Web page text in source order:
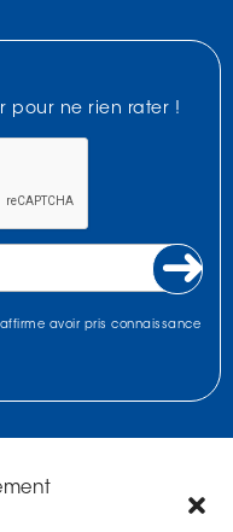
pour ne rien rater !
avoir pris connaissance